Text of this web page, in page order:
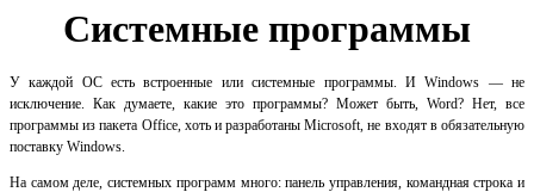
Системные программы
У каждой ОС есть встроенные или системные программы. И Windows — не
исключение. Как думаете, какие это программы? Может быть, Word? Нет, все
программы из пакета Office, хоть и разработаны Microsoft, не входят в обязательную
поставку Windows.
На самом деле, системных программ много: панель управления, командная строка и